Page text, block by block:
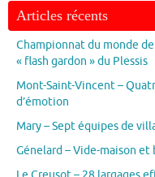
Articles récents
Championnat du monde
« flash gardon » du Plessis
Mont-Saint-Vincent –
d’émotion
Mary – Sept équipes de
Génelard – Vide-maison